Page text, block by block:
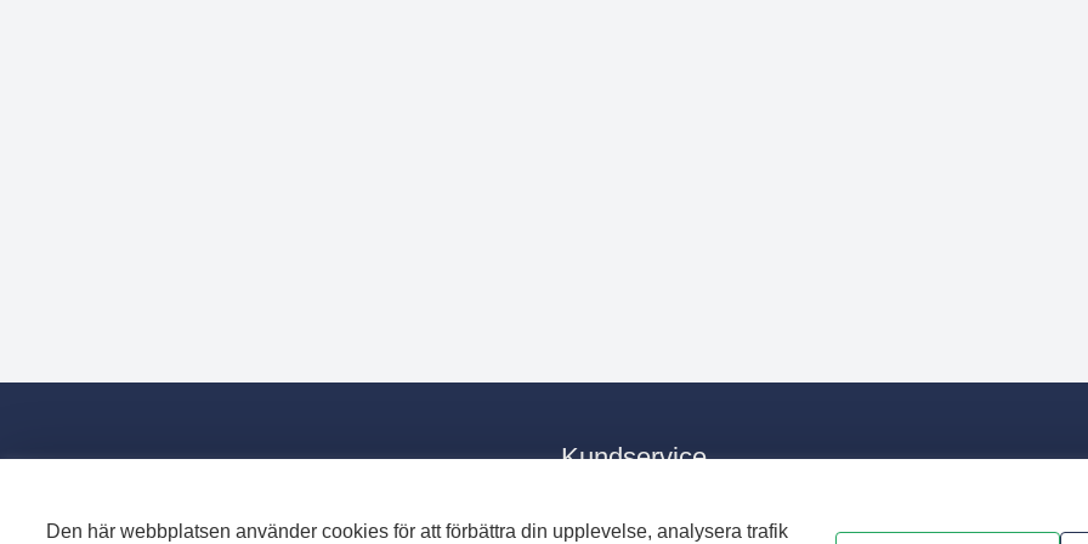
Kundservice
Telefon:0176 – 28 33 00
Den här webbplatsen använder cookies för att förbättra din upplevelse, analysera trafik